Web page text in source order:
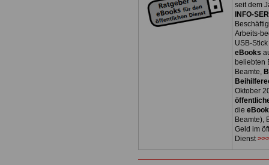
seit dem
INFO-
Arbeits-
USB-
eBooks
beliebten
Beamte,
Oktober
die
Beamte),
Geld im
Dienst